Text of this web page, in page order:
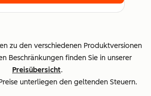
zu den verschiedenen Produktversionen
Beschränkungen finden Sie in unserer
Preisübersicht.
unterliegen den geltenden Steuern.